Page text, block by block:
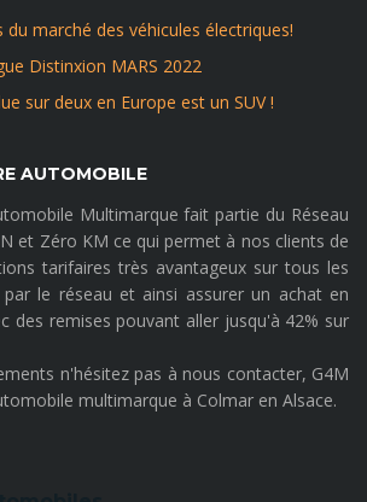
du marché des véhicules électriques!
Distinxion MARS 2022
sur deux en Europe est un SUV !
AUTOMOBILE
Multimarque fait partie du Réseau
et Zéro KM ce qui permet à nos clients de
tarifaires très avantageux sur tous les
par le réseau et ainsi assurer un achat en
des remises pouvant aller jusqu'à 42% sur
n'hésitez pas à nous contacter, G4M
multimarque à Colmar en Alsace.